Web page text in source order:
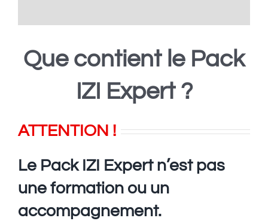
Que contient le Pack
IZI Expert ?
ATTENTION !
Le Pack IZI Expert n’est pas
une formation ou un
accompagnement.